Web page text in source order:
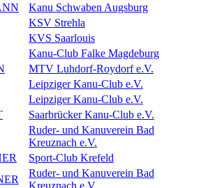
Kanu Schwaben Augsburg
KSV Strehla
KVS Saarlouis
Kanu-Club Falke Magdeburg
MTV Luhdorf-Roydorf e.V.
Leipziger Kanu-Club e.V.
Leipziger Kanu-Club e.V.
Saarbrücker Kanu-Club e.V.
Ruder- und Kanuverein Bad
Kreuznach e.V.
Sport-Club Krefeld
Ruder- und Kanuverein Bad
Kreuznach e.V.